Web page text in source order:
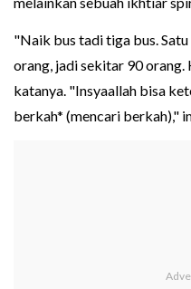
"Naik bus tadi tiga bus.
orang, jadi sekitar 90 orang.
katanya. "Insyaallah bisa
berkah* (mencari berkah),"